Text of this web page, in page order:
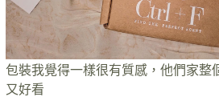
包裝我覺得一樣很有質感，他們家整
又好看